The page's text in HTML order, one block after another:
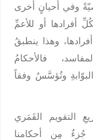
وفي أحيانٍ أخرى
أفرادها أو للأعمِّ
وهذا ينطبقُ
فالأحكامُ
وتُؤسَّسُ وفقاً
التقويم القَمَري
جُزءٌ مِن أحكامنا